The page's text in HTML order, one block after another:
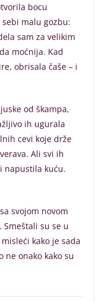
bocu
malu gozbu:
sam za velikim
moćnija. Kad
obrisala čaše – i
od škampa,
ih ugurala
cevi koje drže
Ali svi ih
napustila kuću.
svojom novom
Smeštali su se u
kako je sada
ne onako kako su